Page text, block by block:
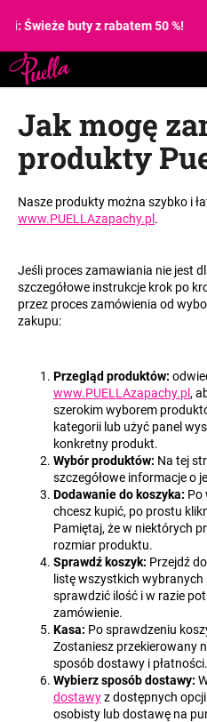
buty z rabatem 50 %!
Jak mogę
produkty
Nasze produkty można szybko i
www.PUELLAzapachy.pl.
Jeśli proces zamawiania nie jest
szczegółowe instrukcje krok po
przez proces zamówienia od
zakupu:
Przegląd produktów:
www.PUELLAzapachy.pl,
szerokim wyborem
kategorii lub użyć panel
konkretny produkt.
Wybór produktów: Na tej
szczegółowe informacje o
Dodawanie do koszyka: Po
chcesz kupić, po prostu
Pamiętaj, że w niektórych
rozmiar produktu.
Sprawdź koszyk: Przejdź
listę wszystkich
sprawdzić ilość i w razie
zamówienie.
Kasa: Po sprawdzeniu
Zostaniesz przekierowany
sposób dostawy i płatności.
Wybierz sposób dostawy:
dostawyz dostępnych
osobisty lub dostawę na
s
z powrotem
powrotem
C
z
e
g
o
s
u
k
a
s
SZUKAJ